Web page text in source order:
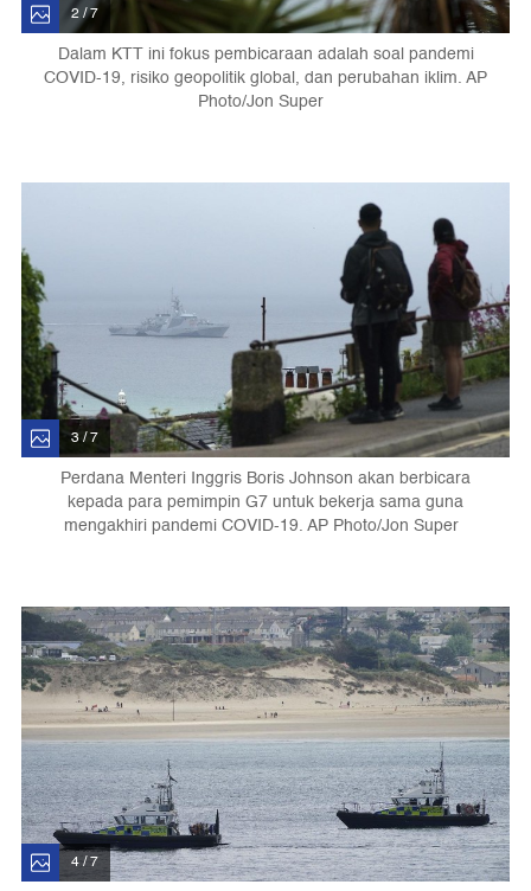
2 / 7
Dalam KTT ini fokus pembicaraan adalah soal pandemi
COVID-19, risiko geopolitik global, dan perubahan iklim. AP
Photo/Jon Super
3 / 7
Perdana Menteri Inggris Boris Johnson akan berbicara
kepada para pemimpin G7 untuk bekerja sama guna
mengakhiri pandemi COVID-19. AP Photo/Jon Super
4 / 7